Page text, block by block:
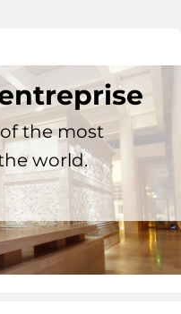
the most
world.